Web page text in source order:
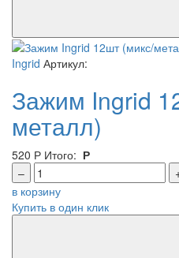
Ingrid Артикул:
Зажим Ingrid
металл)
520 Р Итого: Р
–
в корзину
Купить в один клик